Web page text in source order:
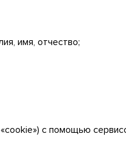
имя, отчество;
с помощью